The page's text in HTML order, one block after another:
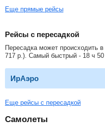
Еще прямые рейсы
Рейсы с пересадкой
Пересадка может происходить
717 р. ). Самый быстрый - 18 ч 50
ИрАэро
Еще рейсы с пересадкой
Самолеты